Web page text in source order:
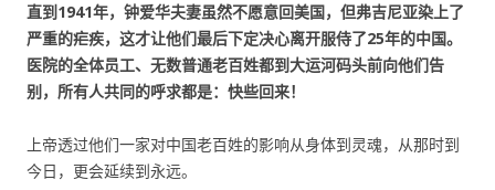
直到 1941年，钟爱华夫妻虽然不愿意回美国，但弗吉尼亚染上了
严重的疟疾，这才让他们最后下定决心离开服侍了25年的中国。
医院的全体员工、无数普通老百姓都到大运河码头前向他们告
别，所有人共同的呼求都是：快些回来！
上帝透过他们一家对中国老百姓的影响从身体到灵魂，从那时到
今日，更会延续到永远。